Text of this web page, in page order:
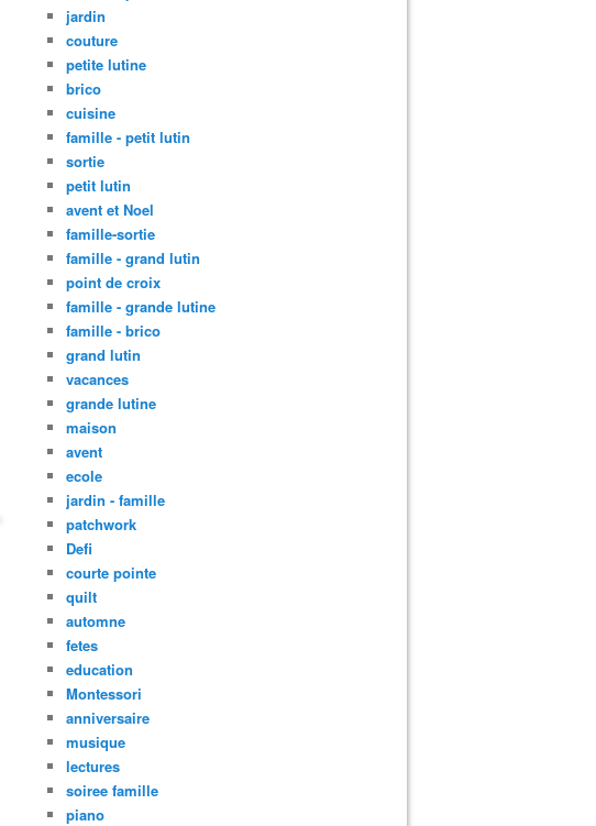
jardin
couture
petite lutine
brico
cuisine
famille - petit lutin
sortie
petit lutin
avent et Noel
famille-sortie
famille - grand lutin
point de croix
famille - grande lutine
famille - brico
grand lutin
vacances
grande lutine
maison
avent
ecole
jardin - famille
patchwork
Defi
courte pointe
quilt
automne
fetes
education
Montessori
anniversaire
musique
lectures
soiree famille
piano